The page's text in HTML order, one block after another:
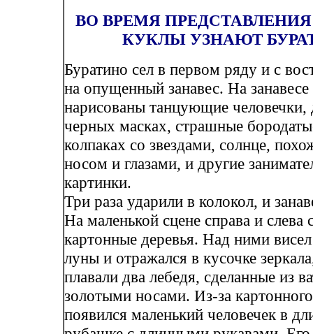
ВО ВРЕМЯ
КУКЛЫ УЗНАЮТ
Буратино сел в первом ряду и с
на опущенный занавес. На
нарисованы танцующие человечки,
черных масках, страшные
колпаках со звездами, солнце,
носом и глазами, и другие
картинки.
Три раза ударили в колокол, и
На маленькой сцене справа и слева
картонные деревья. Над ними
луны и отражался в кусочке
плавали два лебедя, сделанные из
золотыми носами. Из-за
появился маленький человечек в